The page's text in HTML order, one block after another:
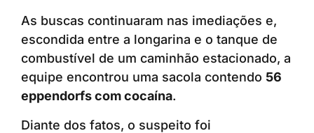
As buscas continuaram nas imediações e,
escondida entre a longarina e o tanque de
combustível de um caminhão estacionado, a
equipe encontrou uma sacola contendo 56
eppendorfs com cocaína.
Diante dos fatos, o suspeito foi